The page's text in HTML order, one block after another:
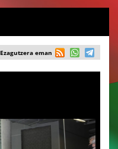
Ezagutzera eman